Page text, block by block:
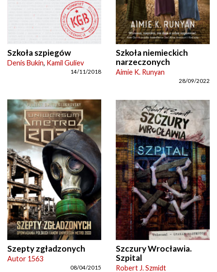
Szkoła szpiegów
Denis Bukin, Kamil Guliev
14/11/2018
Szkoła niemieckich
narzeczonych
Aimie K. Runyan
28/09/2022
Szepty zgładzonych
Autor 1563
08/04/2015
Szczury Wrocławia.
Szpital
Robert J. Szmidt